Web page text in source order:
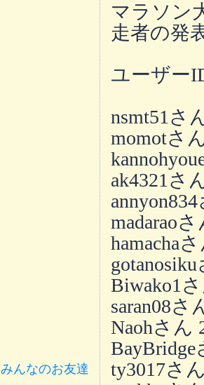
みんなのお友達
マラソン
走者の発
ユーザ
nsmt51さ
momotさ
ak4321さ
madarao
hamacha
Biwako1
saran08さ
Naohさん
BayBridge
ty3017さ